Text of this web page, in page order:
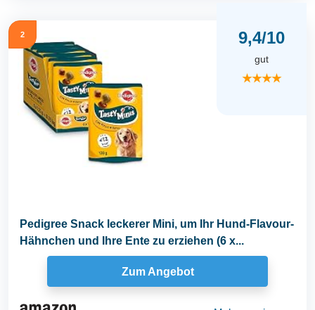
2 9,4/10
gut
★★★★
Pedigree Snack leckerer Mini, um Ihr Hund-Flavour-
Hähnchen und Ihre Ente zu erziehen (6 x...
Zum Angebot